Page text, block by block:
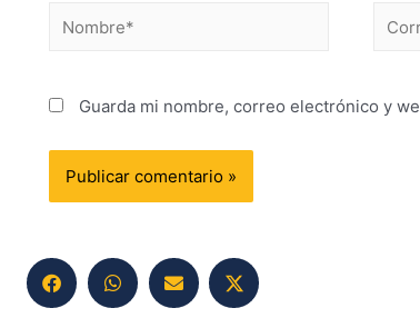
Guarda mi nombre, correo electrónico y